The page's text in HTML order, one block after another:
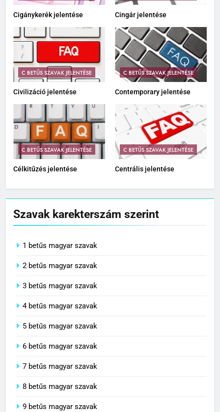
Cigánykerék jelentése Cingár jelentése
C BETŰS SZAVAK JELENTÉSE
Civilizáció jelentése
C BETŰS SZAVAK JELENTÉSE
Contemporary jelentése
C BETŰS SZAVAK JELENTÉSE
Célkitűzés jelentése
C BETŰS SZAVAK JELENTÉSE
Centrális jelentése
Szavak karekterszám szerint
1 betűs magyar szavak
2 betűs magyar szavak
3 betűs magyar szavak
4 betűs magyar szavak
5 betűs magyar szavak
6 betűs magyar szavak
7 betűs magyar szavak
8 betűs magyar szavak
9 betűs magyar szavak